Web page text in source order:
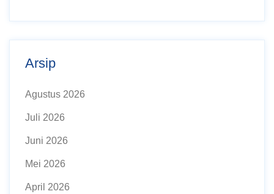
Arsip
Agustus 2026
Juli 2026
Juni 2026
Mei 2026
April 2026